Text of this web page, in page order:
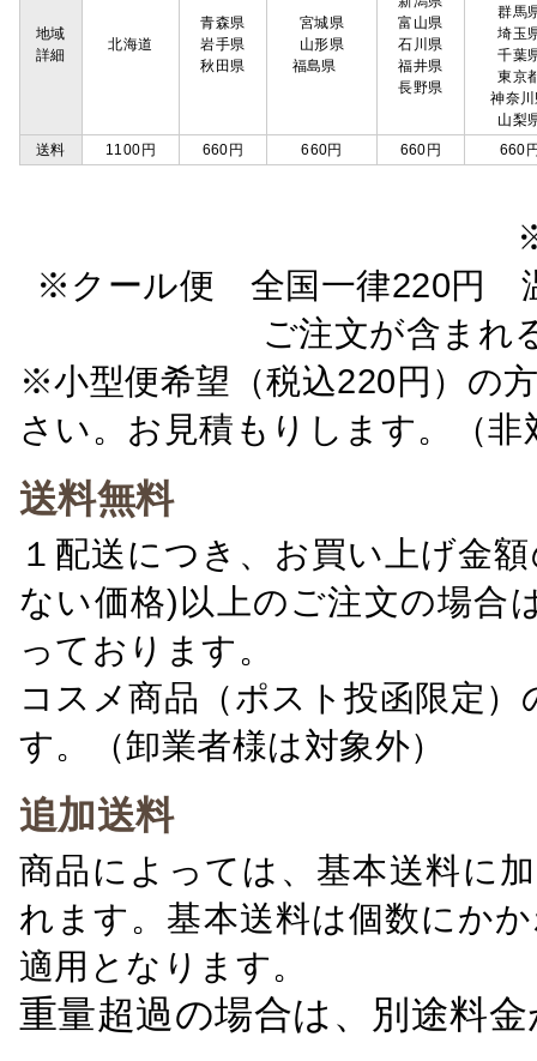
地域
詳細
北海道
青森県
岩手県
秋田県
宮城県
山形県
福島県
富山県
石川県
福井県
長野県
群馬
埼玉
千葉
東京
神奈
山梨
送料
1100円 660円 660円 660円 660
※クール便 全国一律220円
ご注文が含ま
※小型便希望（税込220円）の
さい。お見積もりします。（非
送料無料
１配送につき、お買い上げ金
ない価格)以上のご注文の場合
っております。
コスメ商品（ポスト投函限定
す。（卸業者様は対象外）
追加送料
商品によっては、基本送料に
れます。基本送料は個数にか
適用となります。
重量超過の場合は、別途料